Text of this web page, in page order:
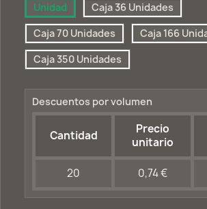
Unidad
Caja 36 Unidades
Caja 70 Unidades
Caja 166
Caja 350 Unidades
Descuentos por volumen
Cantidad
Precio
unitario
20 0,74 €